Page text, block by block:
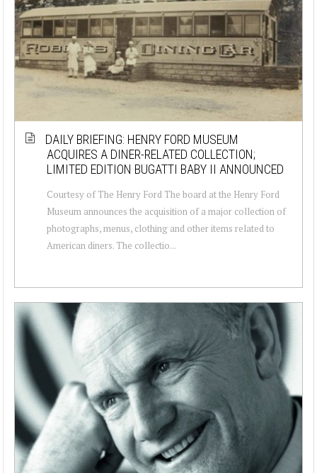
DAILY BRIEFING: HENRY FORD MUSEUM
ACQUIRES A DINER-RELATED COLLECTION;
LIMITED EDITION BUGATTI BABY II ANNOUNCED
Courtesy of The Henry Ford The board at the Henry Ford
Museum announces the acquisition of a major collection of
photographs, menus, clothing and other items related to
American diners. The collectio...